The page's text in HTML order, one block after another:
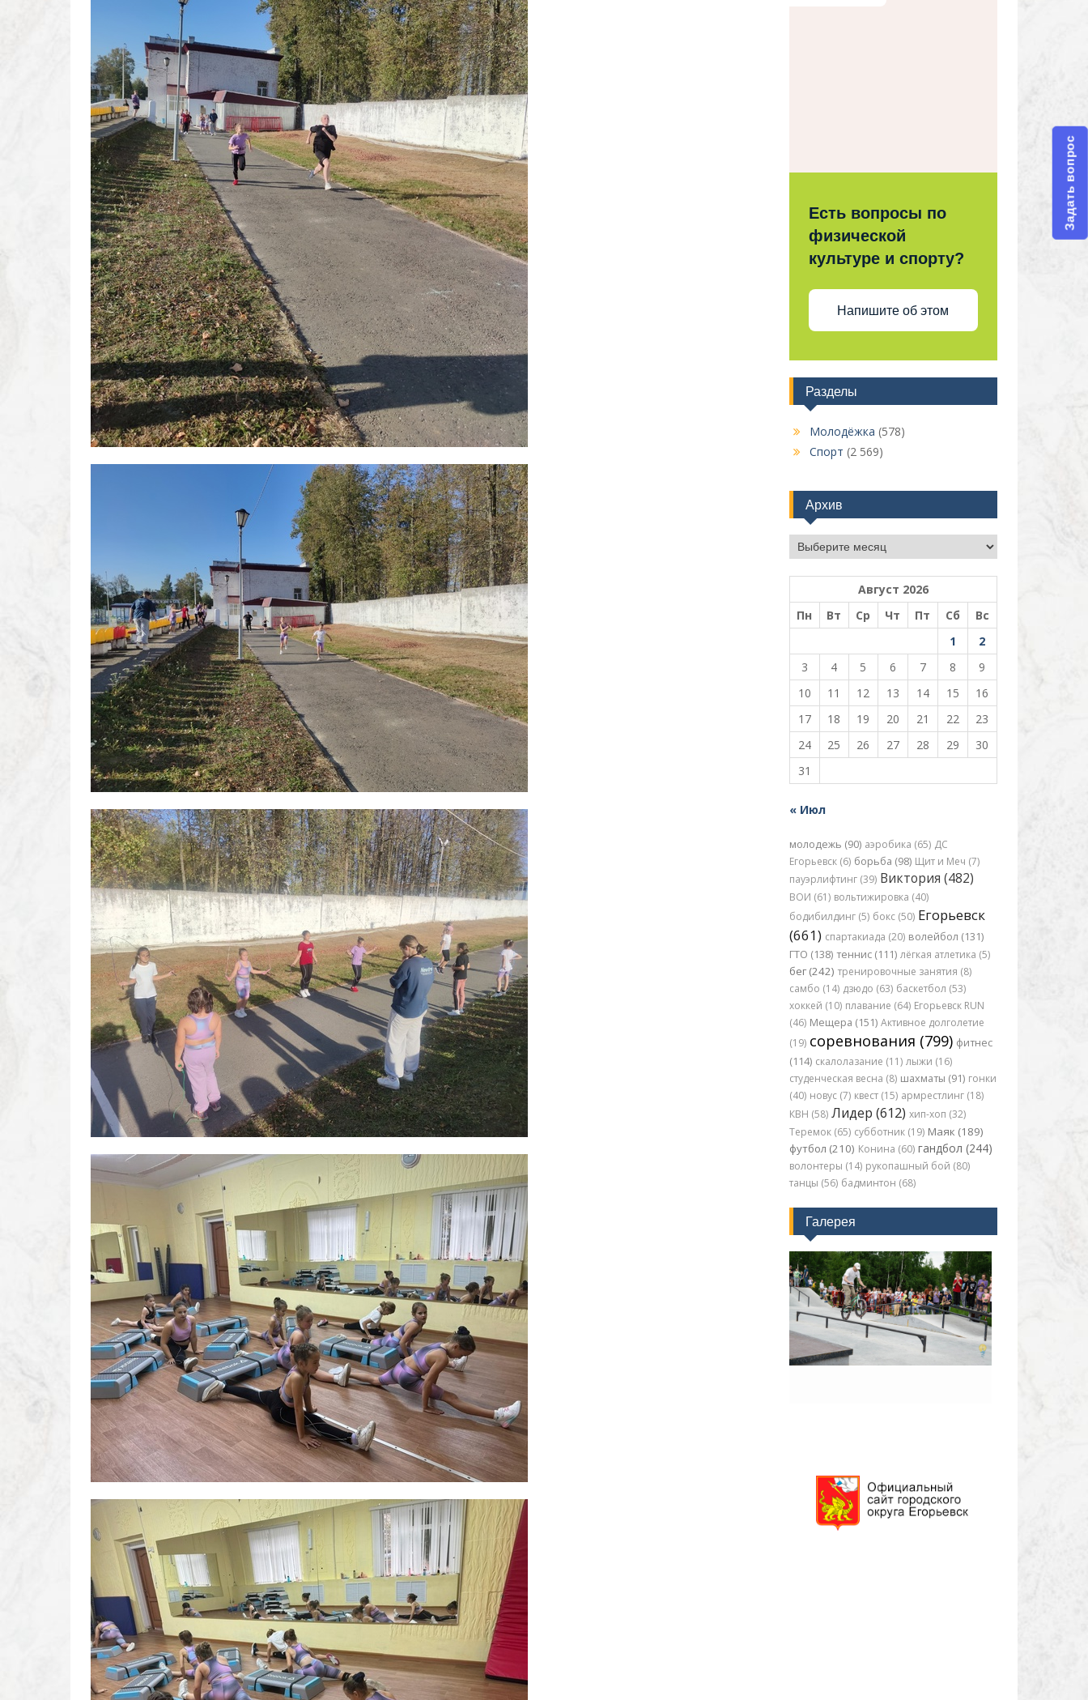
Есть вопросы по
физической
культуре и спорту?
Напишите об этом
Разделы
Молодёжка (578)
Спорт (2 569)
Архив
Архив
Август 2026
Пн
Вт Ср Чт Пт Сб
Вс
1
2
3
4 5 6 7 8
9
10
11 12 13 14 15
16
17
18 19 20 21 22
23
24
25 26 27 28 29
30
31
« Июл
молодежь (90) аэробика (65) ДС
Егорьевск (6) борьба (98) Щит и Меч (7)
пауэрлифтинг (39) Виктория (482)
ВОИ (61) вольтижировка (40)
бодибилдинг (5) бокс (50) Егорьевск
(661) спартакиада (20) волейбол (131)
ГТО (138) теннис (111) лёгкая атлетика (5)
бег (242) тренировочные занятия (8)
самбо (14) дзюдо (63) баскетбол (53)
хоккей (10) плавание (64) Егорьевск RUN
(46) Мещера (151) Активное долголетие
(19) соревнования (799) фитнес
(114) скалолазание (11) лыжи (16)
студенческая весна (8) шахматы (91) гонки
(40) новус (7) квест (15) армрестлинг (18)
КВН (58) Лидер (612) хип-хоп (32)
Теремок (65) субботник (19) Маяк (189)
футбол (210) Конина (60) гандбол (244)
волонтеры (14) рукопашный бой (80)
танцы (56) бадминтон (68)
Галерея
Задать вопрос